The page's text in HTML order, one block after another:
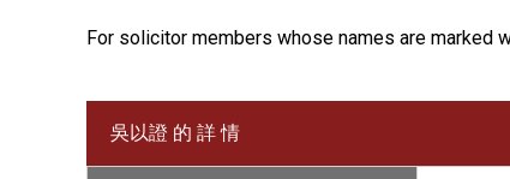
For solicitor members whose names are marked
吳以證 的 詳 情